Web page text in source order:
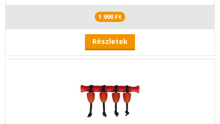
1 990 Ft
Részletek